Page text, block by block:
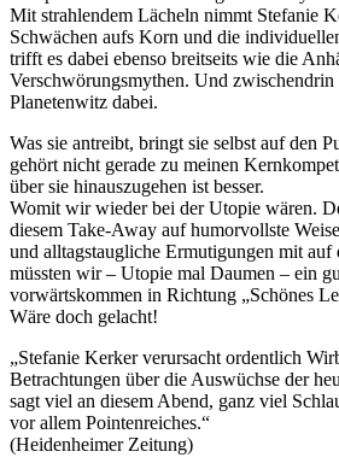
Mit strahlendem Lächeln nimmt Stefanie
Schwächen aufs Korn und die
trifft es dabei ebenso breitseits wie die
Verschwörungsmythen. Und zwischendrin
Planetenwitz dabei.
Was sie antreibt, bringt sie selbst auf den
gehört nicht gerade zu meinen
über sie hinauszugehen ist besser.
Womit wir wieder bei der Utopie wären.
diesem Take-Away auf humorvollste
und alltagstaugliche Ermutigungen mit auf
müssten wir – Utopie mal Daumen – ein
vorwärtskommen in Richtung „Schönes
Wäre doch gelacht!
„Stefanie Kerker verursacht ordentlich
Betrachtungen über die Auswüchse der
sagt viel an diesem Abend, ganz viel
vor allem Pointenreiches.“
(Heidenheimer Zeitung)